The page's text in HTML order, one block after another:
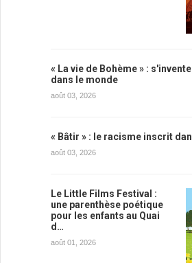
« La vie de Bohème » :
dans le monde
août 03, 2026
« Bâtir » : le racisme inscrit
août 03, 2026
Le Little Films Festival :
une parenthèse poétique
pour les enfants au Quai
d…
août 01, 2026